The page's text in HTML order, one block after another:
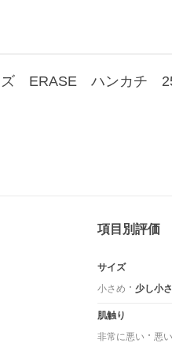
ーズ ERASE ハンカ
項目別評価
サイズ
小さめ
少し小
肌触り
非常に悪い
悪い